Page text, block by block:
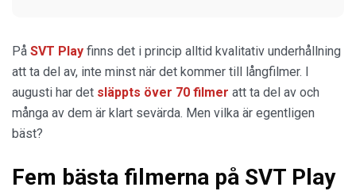
På SVT Play finns det i princip alltid kvalitativ underhållning
att ta del av, inte minst när det kommer till långfilmer. I
augusti har det släppts över 70 filmer att ta del av och
många av dem är klart sevärda. Men vilka är egentligen
bäst?
Fem bästa filmerna på SVT Play